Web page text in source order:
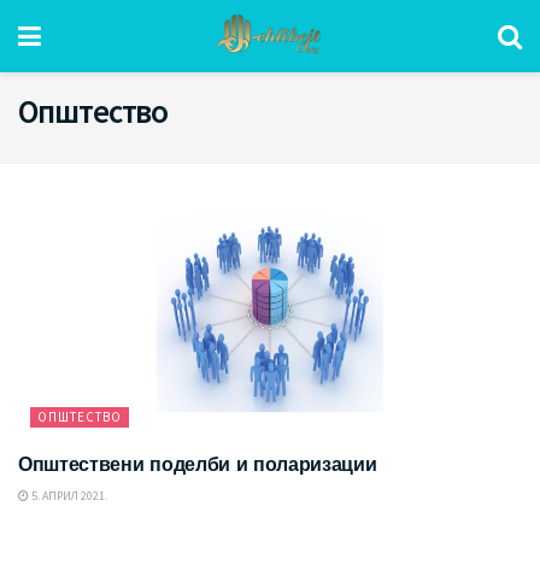
Општество
ОПШТЕСТВО
Општествени поделби и поларизации
5. АПРИЛ 2021.